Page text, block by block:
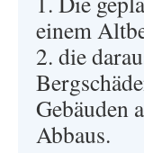
einem
2. die
Gebäuden
Abbaus.